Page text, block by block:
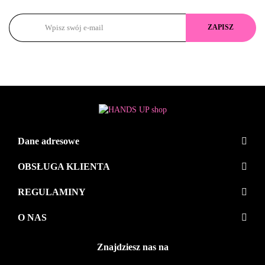
Dane adresowe
OBSŁUGA KLIENTA
REGULAMINY
O NAS
Znajdziesz nas na